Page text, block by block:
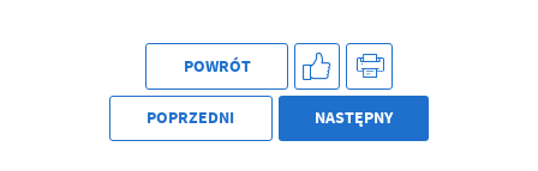
POWRÓT
POPRZEDNI NASTĘPNY